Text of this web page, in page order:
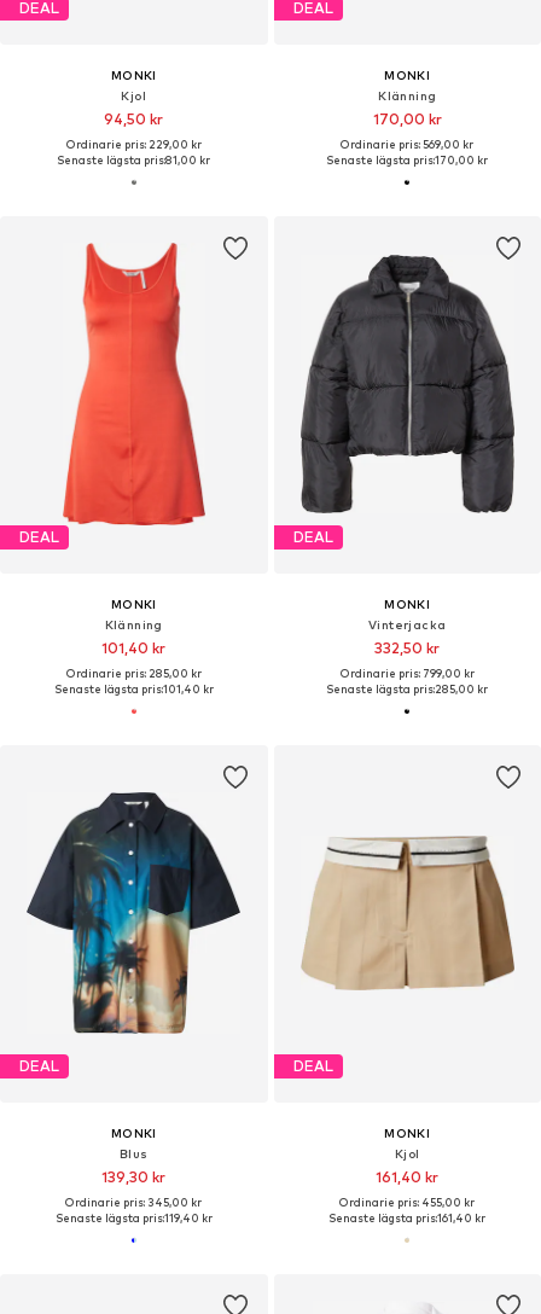
DEAL
MONKI
Kjol
94,50 kr
Ordinarie pris: 229,00 kr
Senaste lägsta pris:81,00 kr
DEAL
MONKI
Klänning
170,00 kr
Ordinarie pris: 569,00 kr
Senaste lägsta pris:170,00 kr
DEAL
MONKI
Klänning
101,40 kr
Ordinarie pris: 285,00 kr
Senaste lägsta pris:101,40 kr
DEAL
MONKI
Vinterjacka
332,50 kr
Ordinarie pris: 799,00 kr
Senaste lägsta pris:285,00 kr
DEAL
MONKI
Blus
139,30 kr
Ordinarie pris: 345,00 kr
Senaste lägsta pris:119,40 kr
DEAL
MONKI
Kjol
161,40 kr
Ordinarie pris: 455,00 kr
Senaste lägsta pris:161,40 kr